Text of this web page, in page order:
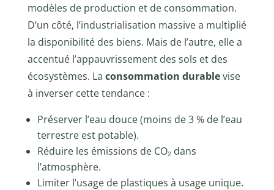
modèles de production et de consommation.
D’un côté, l’industrialisation massive a multiplié
la disponibilité des biens. Mais de l’autre, elle a
accentué l’appauvrissement des sols et des
écosystèmes. La consommation durablevise
à inverser cette tendance :
Préserver l’eau douce (moins de 3 % de l’eau
terrestre est potable).
Réduire les émissions de CO₂ dans
l’atmosphère.
Limiter l’usage de plastiques à usage unique.